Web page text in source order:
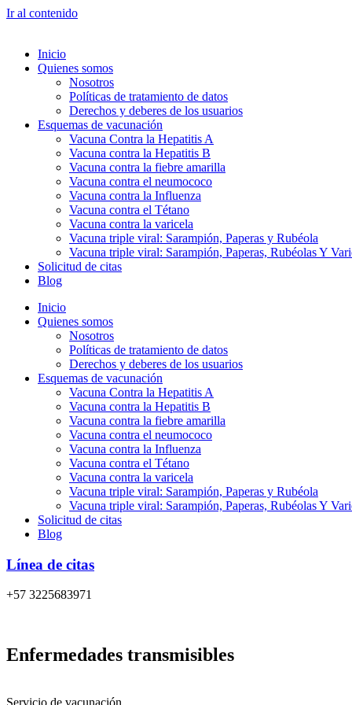
Ir al contenido
Inicio
Quienes somos
Nosotros
Políticas de tratamiento de datos
Derechos y deberes de los usuarios
Esquemas de vacunación
Vacuna Contra la Hepatitis A
Vacuna contra la Hepatitis B
Vacuna contra la fiebre amarilla
Vacuna contra el neumococo
Vacuna contra la Influenza
Vacuna contra el Tétano
Vacuna contra la varicela
Vacuna triple viral: Sarampión, Paperas y Rubéola
Vacuna triple viral: Sarampión, Paperas, Rubéolas Y
Solicitud de citas
Blog
Inicio
Quienes somos
Nosotros
Políticas de tratamiento de datos
Derechos y deberes de los usuarios
Esquemas de vacunación
Vacuna Contra la Hepatitis A
Vacuna contra la Hepatitis B
Vacuna contra la fiebre amarilla
Vacuna contra el neumococo
Vacuna contra la Influenza
Vacuna contra el Tétano
Vacuna contra la varicela
Vacuna triple viral: Sarampión, Paperas y Rubéola
Vacuna triple viral: Sarampión, Paperas, Rubéolas Y
Solicitud de citas
Blog
Línea de citas
+57 3225683971
Enfermedades transmisibles